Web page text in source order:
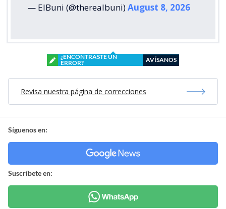
— ElBuni (@therealbuni)August 8, 2026
¿ENCONTRASTE UN
ERROR?
AVÍSANOS
Revisa nuestra página de correcciones
Síguenos en:
Suscríbete en: